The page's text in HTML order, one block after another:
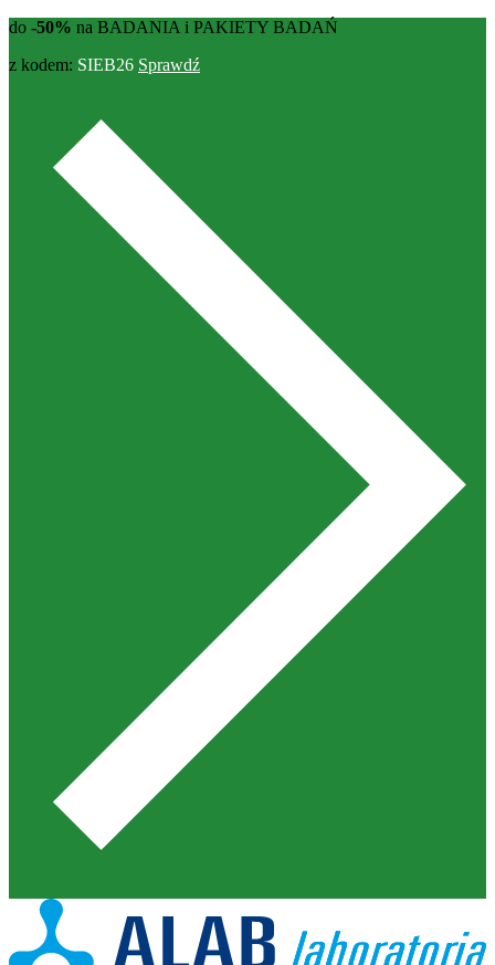
do -50% na BADANIA i PAKIETY BADAŃ
z kodem: SIEB26 Sprawdź